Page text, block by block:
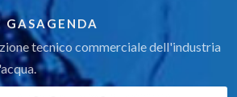
condotte
reti e impianti
GASAGENDA
tecnico commerciale dell'industria